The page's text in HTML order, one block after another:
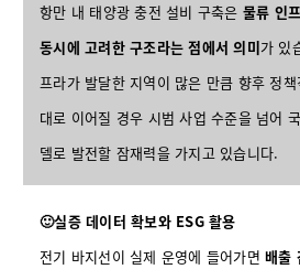
항만 내 태양광 충전 설비 구축은 물류 인
동시에 고려한 구조라는 점에서 의미가 있
프라가 발달한 지역이 많은 만큼 향후 정
대로 이어질 경우 시범 사업 수준을 넘어
델로 발전할 잠재력을 가지고 있습니다.
🙂실증 데이터 확보와 ESG 활용
전기 바지선이 실제 운영에 들어가면 배출